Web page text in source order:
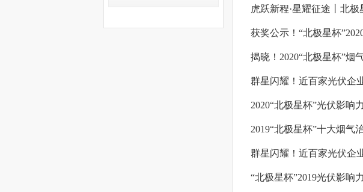
虎跃新程·星耀征途丨北极
获奖公示！“北极星杯
揭晓！2020“北极星杯”烟
群星闪耀！近百家光伏企
2020“北极星杯”光伏影响
2019“北极星杯”十大烟气
群星闪耀！近百家光伏企
“北极星杯”2019光伏影响